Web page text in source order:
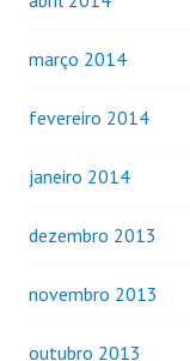
março 2014
fevereiro 2014
janeiro 2014
dezembro 2013
novembro 2013
outubro 2013